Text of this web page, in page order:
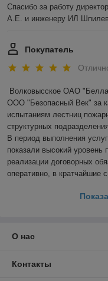
Спасибо за работу
А.Е. и инженеру ИЛ
Покупатель
Волковысское ОАО
ООО "Безопасный Век" за
испытаниям лестниц
структурных
В период выполнения
показали высокий уровень
реализации договорных
оперативно, в кратчайшие
О нас
Контакты